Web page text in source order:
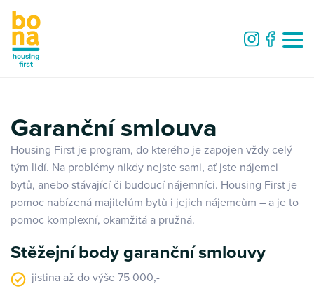
Garanční smlouva
Housing First je program, do kterého je zapojen vždy celý
tým lidí. Na problémy nikdy nejste sami, ať jste nájemci
bytů, anebo stávající či budoucí nájemníci. Housing First je
pomoc nabízená majitelům bytů i jejich nájemcům – a je to
pomoc komplexní, okamžitá a pružná.
Stěžejní body garanční smlouvy
jistina až do výše 75 000,-